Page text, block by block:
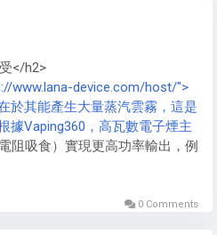
</h2>
www.lana-device.com/host/">
於其能產生大量蒸汽雲霧，這是
據Vaping360，高瓦數電子煙主
阻吸食）實現更高功率輸出，例
，能快速加熱線圈，生成濃密
，創造出令人驚嘆的煙霧造型。
0 Comments